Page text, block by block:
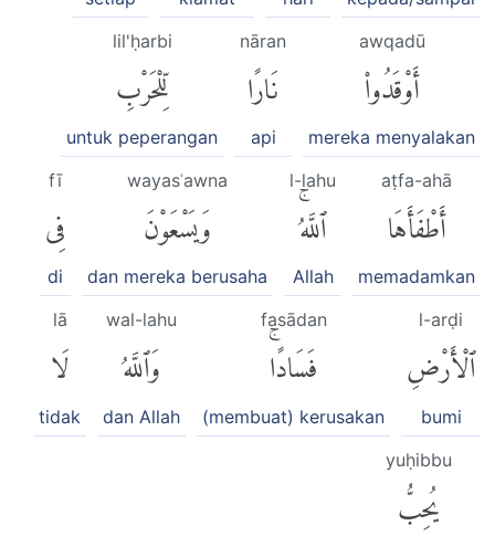
awqadū
أَوْقَدُوا۟
mereka menyalakan
nāran
نَارًا
api
lil'ḥarbi
لِّلْحَرْبِ
untuk peperangan
aṭfa-ahā
أَطْفَأَهَا
memadamkan
l-lahu
ٱللَّهُۚ
Allah
wayasʿawna
وَيَسْعَوْنَ
dan mereka berusaha
fī
فِى
di
l-arḍi
ٱلْأَرْضِ
bumi
fasādan
فَسَادًاۚ
(membuat) kerusakan
wal-lahu
وَٱللَّهُ
dan Allah
lā
لَا
tidak
yuḥibbu
يُحِبُّ